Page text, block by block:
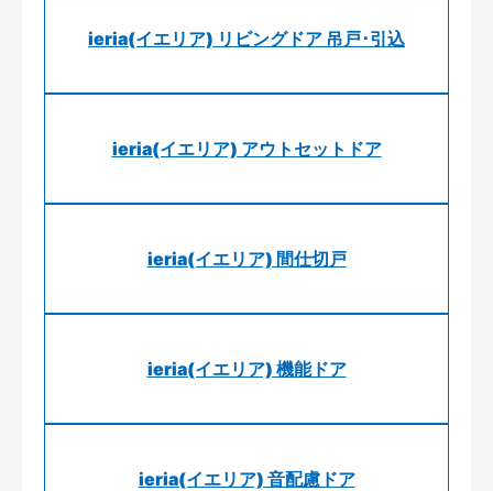
ieria(イエリア) リビングドア 吊戸･引込
ieria(イエリア) アウトセットドア
ieria(イエリア) 間仕切戸
ieria(イエリア) 機能ドア
ieria(イエリア) 音配慮ドア